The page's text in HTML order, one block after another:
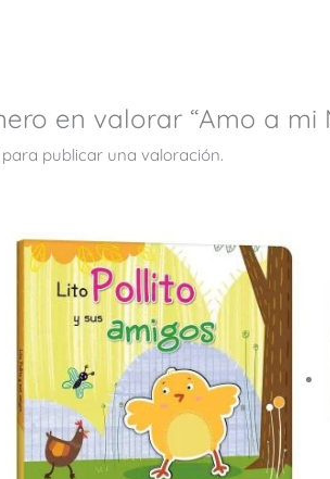
en valorar “Amo a mi
para publicar una valoración.